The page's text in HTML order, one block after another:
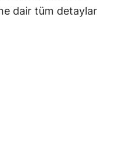
dair tüm detaylar